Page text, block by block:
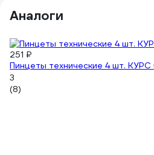
Аналоги
251 ₽
Пинцеты технические 4 шт. КУРС
3
(8)